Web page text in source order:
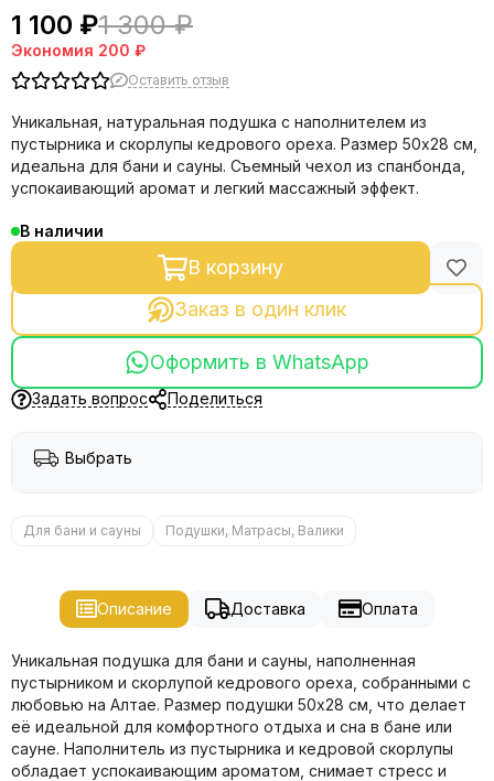
1 100 ₽1 300 ₽
Экономия 200 ₽
Оставить отзыв
Уникальная, натуральная подушка с наполнителем из
пустырника и скорлупы кедрового ореха. Размер 50х28 см,
идеальна для бани и сауны. Съемный чехол из спанбонда,
успокаивающий аромат и легкий массажный эффект.
В наличии
В корзину
Заказ в один клик
Оформить в WhatsApp
Задать вопрос Поделиться
Выбрать
Для бани и сауны Подушки, Матрасы, Валики
Описание Доставка Оплата
Уникальная подушка для бани и сауны, наполненная
пустырником и скорлупой кедрового ореха, собранными с
любовью на Алтае. Размер подушки 50х28 см, что делает
её идеальной для комфортного отдыха и сна в бане или
сауне. Наполнитель из пустырника и кедровой скорлупы
обладает успокаивающим ароматом, снимает стресс и